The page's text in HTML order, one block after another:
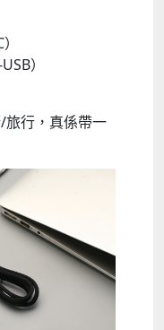
）
旅行，真係帶一